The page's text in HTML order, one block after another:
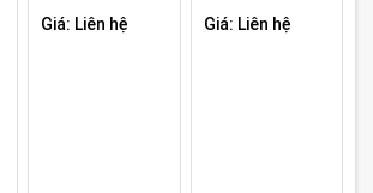
Giá: Liên hệ
Giá: Liên hệ